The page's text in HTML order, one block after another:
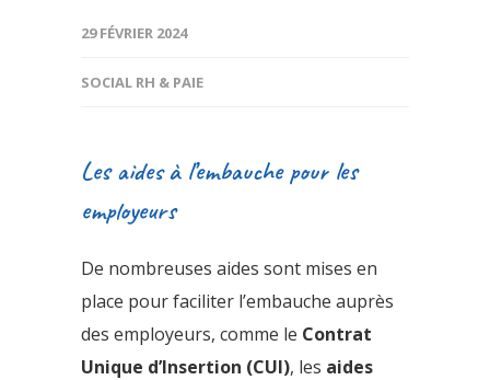
29 FÉVRIER 2024
SOCIAL RH & PAIE
Les aides à l’embauche pour les
employeurs
De nombreuses aides sont mises en
place pour faciliter l’embauche auprès
des employeurs, comme le Contrat
Unique d’Insertion (CUI), les aides